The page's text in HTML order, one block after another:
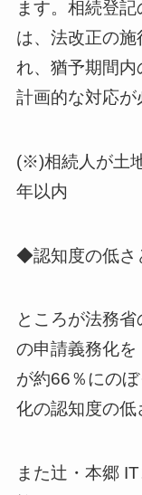
ます。相続登
は、法改正の施
れ、猶予期間内
計画的な対応が
(※)相続人が土
年以内
◆認知度の低さ
ところが法務
の申請義務化
が約66％にの
化の認知度の低
また辻・本郷